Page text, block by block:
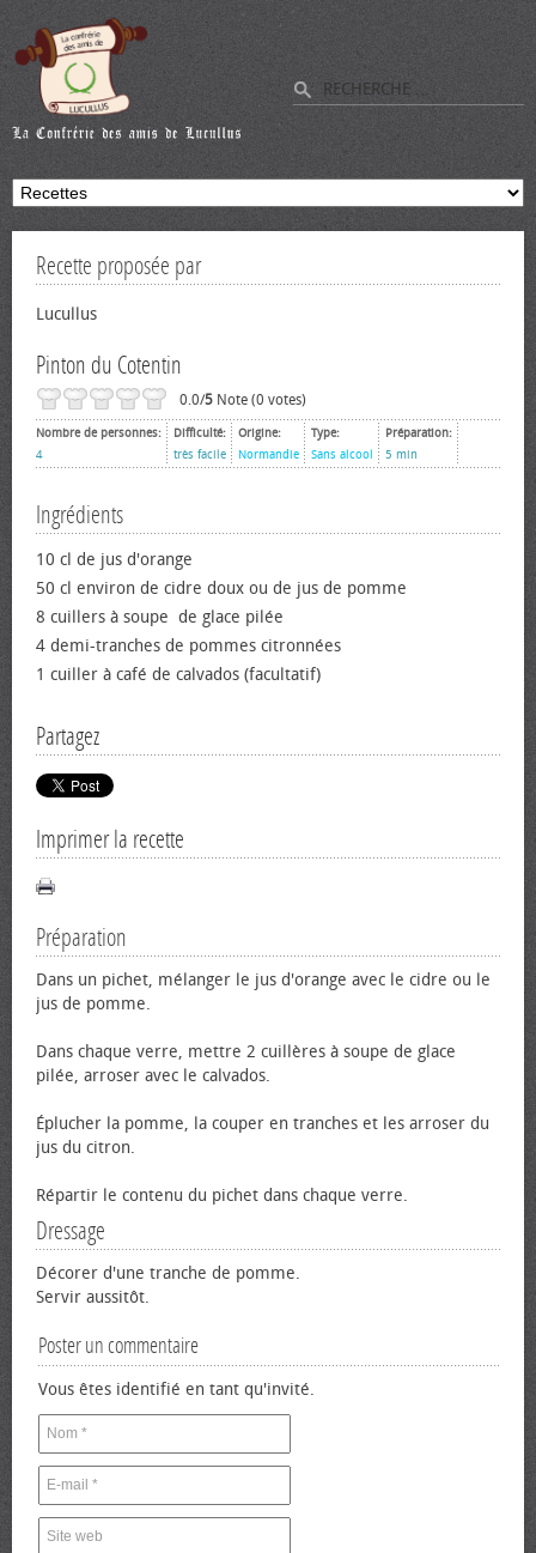
Recette proposée par
Lucullus
Pinton du Cotentin
0.0/5 Note (0 votes)
Nombre de personnes:
4
Difficulté:
très facile
Origine:
Normandie
Type:
Sans alcool
Préparation:
5 min
Ingrédients
10 cl de jus d'orange
50 cl environ de cidre doux ou de jus de pomme
8 cuillers à soupe de glace pilée
4 demi-tranches de pommes citronnées
1 cuiller à café de calvados (facultatif)
Partagez
Imprimer la recette
Préparation
Dans un pichet, mélanger le jus d'orange avec le cidre ou le
jus de pomme.
Dans chaque verre, mettre 2 cuillères à soupe de glace
pilée, arroser avec le calvados.
Éplucher la pomme, la couper en tranches et les arroser du
jus du citron.
Répartir le contenu du pichet dans chaque verre.
Dressage
Décorer d'une tranche de pomme.
Servir aussitôt.
Poster un commentaire
Vous êtes identifié en tant qu'invité.